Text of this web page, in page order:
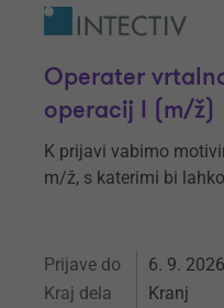
Operater
operacij I (m/ž)
K prijavi vabimo
m/ž, s katerimi bi
Prijave do 6. 9. 2026
Kraj dela Kranj